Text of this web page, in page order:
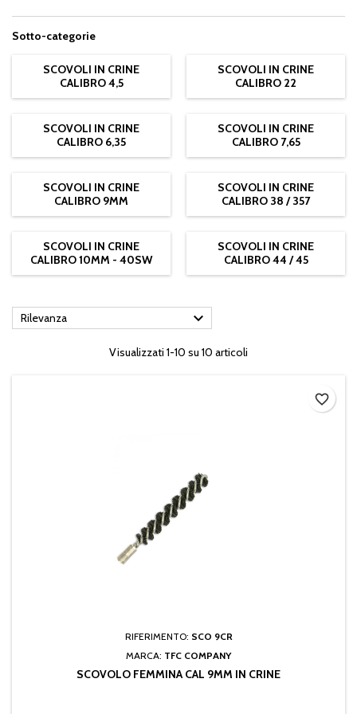
Sotto-categorie
SCOVOLI IN CRINE
CALIBRO 4,5
SCOVOLI IN CRINE
CALIBRO 22
SCOVOLI IN CRINE
CALIBRO 6,35
SCOVOLI IN CRINE
CALIBRO 7,65
SCOVOLI IN CRINE
CALIBRO 9MM
SCOVOLI IN CRINE
CALIBRO 38 / 357
SCOVOLI IN CRINE
CALIBRO 10MM - 40SW
SCOVOLI IN CRINE
CALIBRO 44 / 45
Rilevanza 
Visualizzati 1-10 su 10 articoli
RIFERIMENTO: SCO 9CR
MARCA: TFC COMPANY
SCOVOLO FEMMINA CAL 9MM IN CRINE
favorite_border